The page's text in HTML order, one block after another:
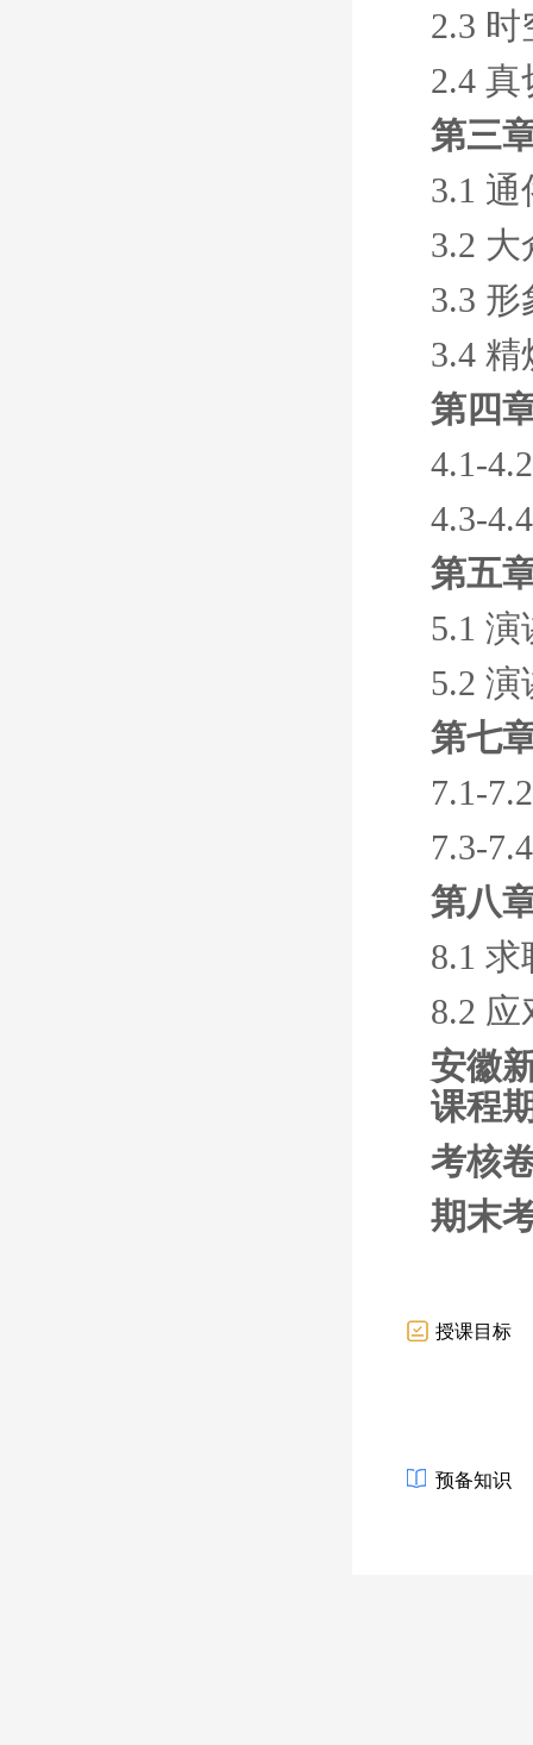
2.3
2.4
第三
3.1 通
3.2 大
3.3 形
3.4 精
第四
4.1-
4.3-
第五
5.1
5.2
第七
7.1-
7.3-
第八
8.1
8.2
安徽
课程
考核
期末
授课目标
预备知识